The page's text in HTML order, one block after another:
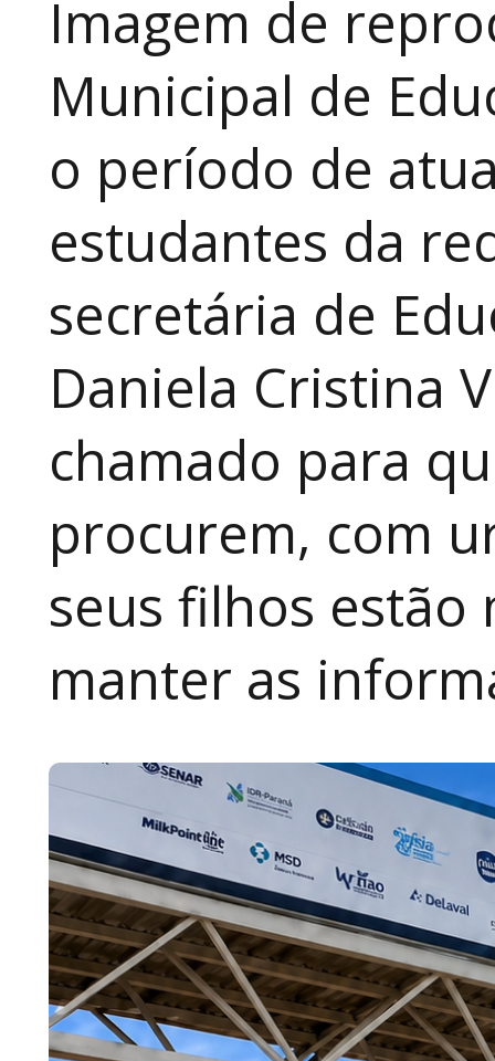
Imagem de
Municipal de
o período de
estudantes da
secretária de
Daniela Cristina
chamado para
procurem, com
seus filhos
manter as